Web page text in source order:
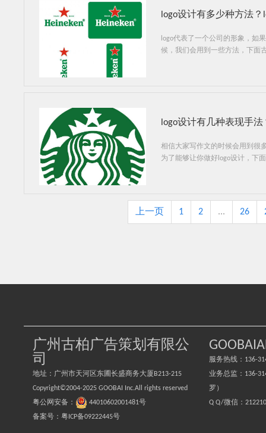
logo设计有多少种方法
logo代表了一个公司的形象，如
候，我们会用到一些方法，下面
logo设计有几种表现手
相信大家写作文的时候会用到很
为了能够让你做好logo设计，下
上一页 1 2 ... 26
广州古柏广告策划有限公
司
地址：广州市天河区东圃长盛商务大厦B213-215
Copyright©2004-2025 GOOBAI Inc.All rights reserved
粤公网安备：
44010602001481号
备案号：粤ICP备09222445号
服务热线：136-
业务总监：136-
罗）
Q Q/微信：